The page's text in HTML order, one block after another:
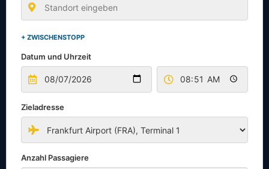
+ ZWISCHENSTOPP
Datum und Uhrzeit
Zieladresse
Anzahl Passagiere